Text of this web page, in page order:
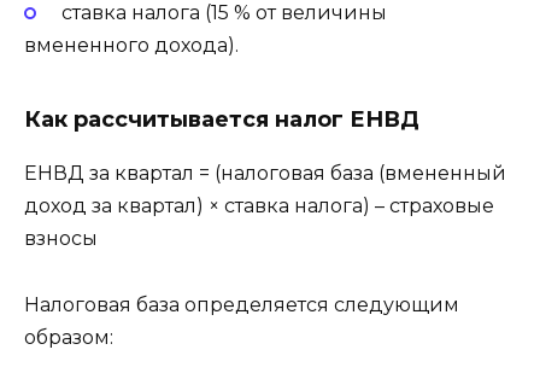
ставка налога (15 % от величины
вмененного дохода).
Как рассчитывается налог ЕНВД
ЕНВД за квартал = (налоговая база (вмененный
доход за квартал) × ставка налога) – страховые
взносы
Налоговая база определяется следующим
образом: